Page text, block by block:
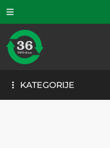
KATEGORIJE
KATEGORIJE